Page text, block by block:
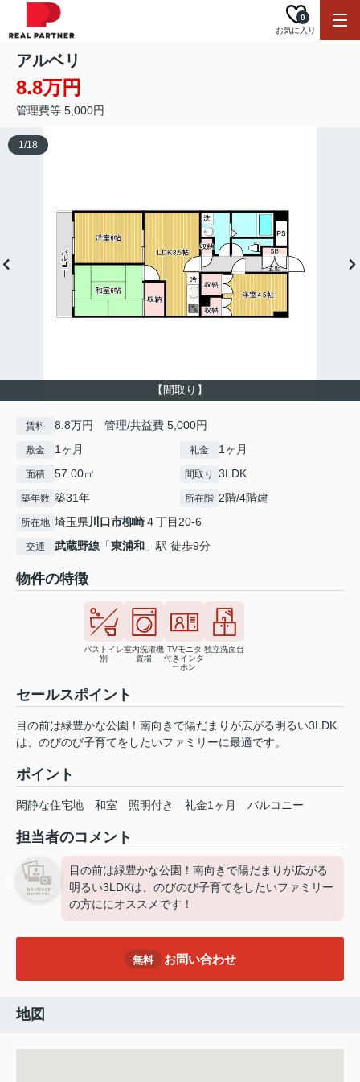
お気に入り
0
アルベリ
8.8万円
管理費等 5,000円
【間取り】
1/18
賃料 8.8万円 管理/共益費 5,000円
敷金 1ヶ月 礼金 1ヶ月
面積 57.00㎡ 間取り 3LDK
築年数 築31年 所在階 2階/4階建
所在地 埼玉県川口市柳崎４丁目20-6
交通 武蔵野線 「東浦和 」駅 徒歩9分
物件の特徴
バストイレ
別
室内洗濯機
置場
TVモニタ
付きインタ
ーホン
独立洗面台
セールスポイント
目の前は緑豊かな公園！南向きで陽だまりが広がる明るい3LDK
は、のびのび子育てをしたいファミリーに最適です。
ポイント
閑静な住宅地 和室 照明付き 礼金1ヶ月 バルコニー
担当者のコメント
目の前は緑豊かな公園！南向きで陽だまりが広がる
明るい3LDKは、のびのび子育てをしたいファミリー
の方ににオススメです！
無料 お問い合わせ
地図